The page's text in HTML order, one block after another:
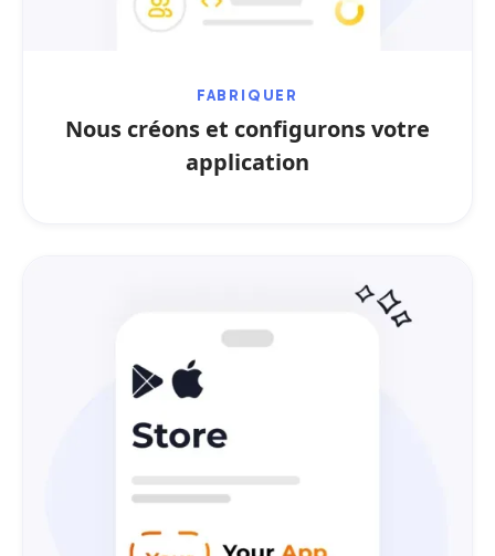
FABRIQUER
Nous créons et configurons votre
application